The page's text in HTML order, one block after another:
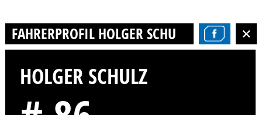
FAHRERPROFIL HOLGER SCHULZ
HOLGER SCHULZ